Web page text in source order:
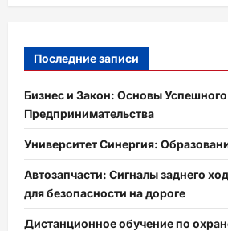
Последние записи
Бизнес и Закон: Основы Успешного
Предпринимательства
Университет Синергия:
Автозапчасти: Сигналы заднего
для безопасности на дороге
Дистанционное обучение по